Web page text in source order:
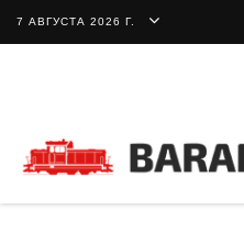
7 АВГУСТА 2026 Г.